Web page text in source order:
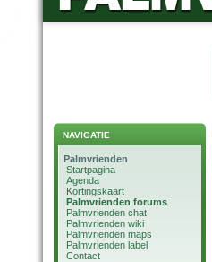
NAVIGATIE
Palmvrienden
Startpagina
Agenda
Kortingskaart
Palmvrienden forums
Palmvrienden chat
Palmvrienden wiki
Palmvrienden maps
Palmvrienden label
Contact